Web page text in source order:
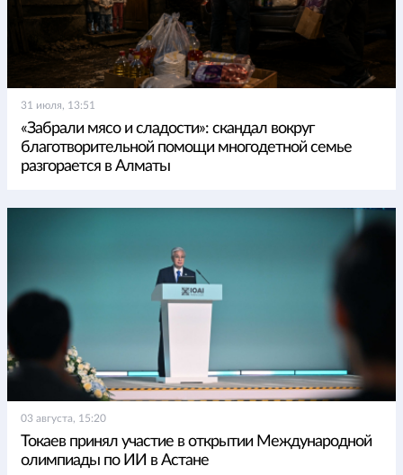
31 июля, 13:51
«Забрали мясо и сладости»: скандал вокруг
благотворительной помощи многодетной семье
разгорается в Алматы
03 августа, 15:20
Токаев принял участие в открытии Международной
олимпиады по ИИ в Астане